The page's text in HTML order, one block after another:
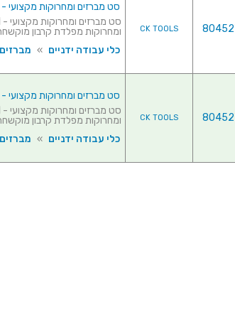
CK TOOLS
סט מברזים ומחרוקות מקצועי - 21 יחידות - CK TOOLS T4032
ומחרוקות מפלדת קרבון
כלי עבודה ידניים »
CK TOOLS
סט מברזים ומחרוקות מקצועי - 21 יחידות - CK TOOLS T4032
ומחרוקות מפלדת קרבון
כלי עבודה ידניים »